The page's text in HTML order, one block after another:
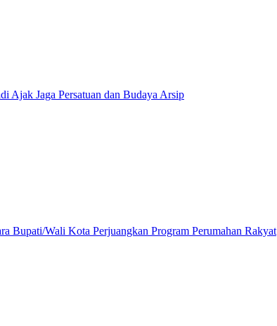
Ajak Jaga Persatuan dan Budaya Arsip
Bupati/Wali Kota Perjuangkan Program Perumahan Rakyat